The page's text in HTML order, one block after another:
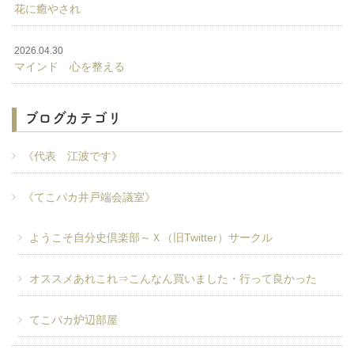
花に癒やされ
2026.04.30
マインド 心を整える
ブログカテゴリ
《代表 江波です》
《てこパカ井戸端会議室》
ようこそ自分史倶楽部～Ｘ（旧Twitter）サークル
オススメあれこれ⇒こんなん買いました・行って良かった
てこパカ炉辺部屋